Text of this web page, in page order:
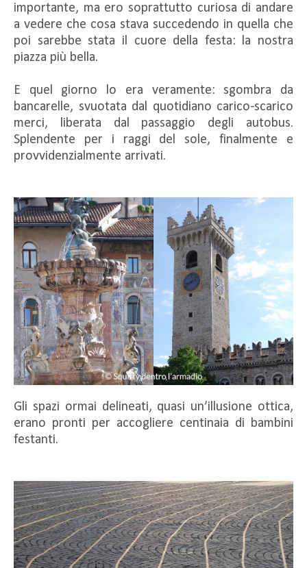
importante, ma ero soprattutto curiosa di andare
a vedere che cosa stava succedendo in quella che
poi sarebbe stata il cuore della festa: la nostra
piazza più bella.
E quel giorno lo era veramente: sgombra da
bancarelle, svuotata dal quotidiano carico-scarico
merci, liberata dal passaggio degli autobus.
Splendente per i raggi del sole, finalmente e
provvidenzialmente arrivati.
Gli spazi ormai delineati, quasi un’illusione ottica,
erano pronti per accogliere centinaia di bambini
festanti.